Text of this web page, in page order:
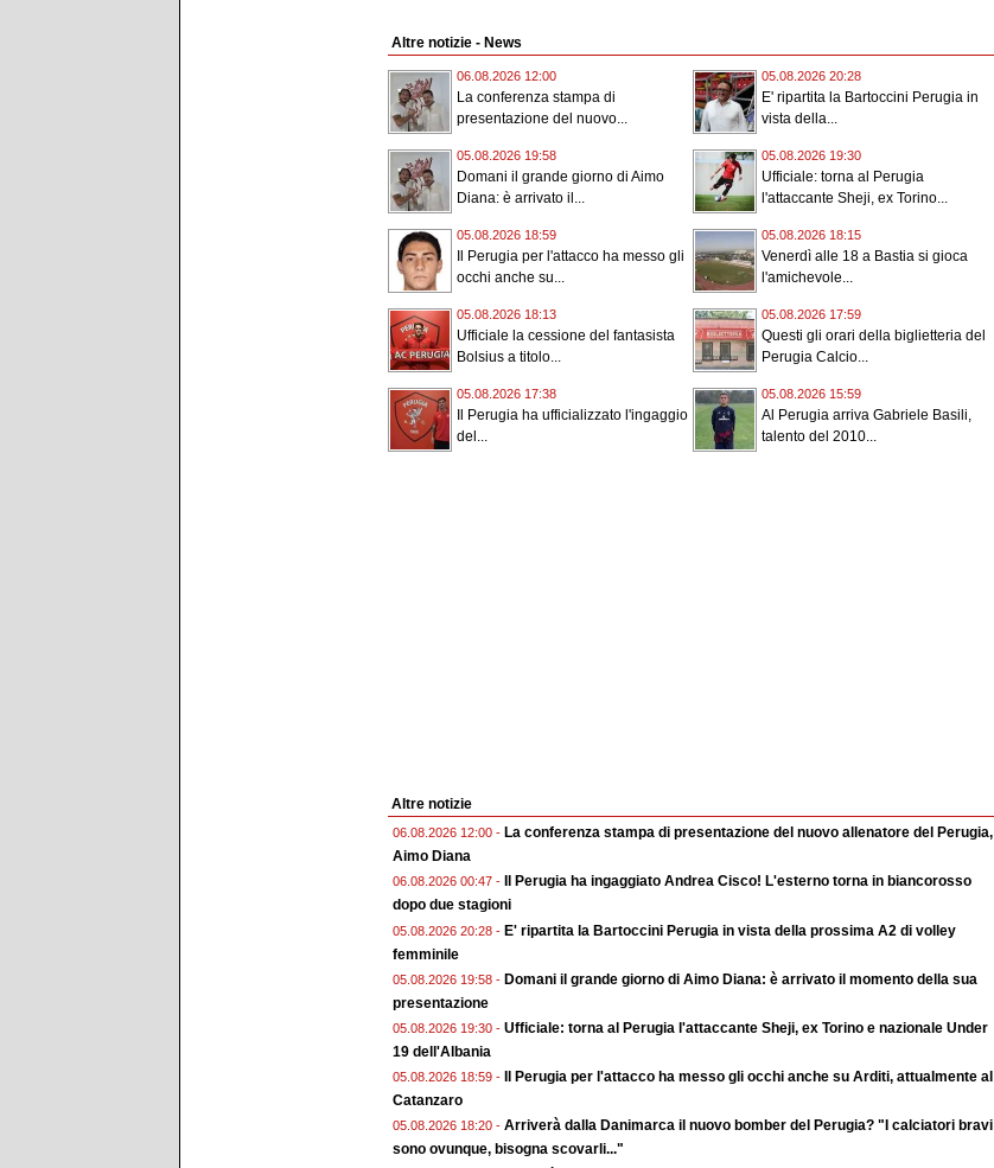
Altre notizie - News
06.08.2026 12:00
La conferenza stampa di
presentazione del nuovo...
05.08.2026 20:28
E' ripartita la Bartoccini Perugia in
vista della...
05.08.2026 19:58
Domani il grande giorno di Aimo
Diana: è arrivato il...
05.08.2026 19:30
Ufficiale: torna al Perugia
l'attaccante Sheji, ex Torino...
05.08.2026 18:59
Il Perugia per l'attacco ha messo gli
occhi anche su...
05.08.2026 18:15
Venerdì alle 18 a Bastia si gioca
l'amichevole...
05.08.2026 18:13
Ufficiale la cessione del fantasista
Bolsius a titolo...
05.08.2026 17:59
Questi gli orari della biglietteria del
Perugia Calcio...
05.08.2026 17:38
Il Perugia ha ufficializzato l'ingaggio
del...
05.08.2026 15:59
Al Perugia arriva Gabriele Basili,
talento del 2010...
Altre notizie
06.08.2026 12:00 - La conferenza stampa di presentazione del nuovo allenatore del Perugia,
Aimo Diana
06.08.2026 00:47 -
Il Perugia ha ingaggiato Andrea Cisco! L'esterno torna in biancorosso
dopo due stagioni
05.08.2026 20:28 - E' ripartita la Bartoccini Perugia in vista della prossima A2 di volley
femminile
05.08.2026 19:58 - Domani il grande giorno di Aimo Diana: è arrivato il momento della sua
presentazione
05.08.2026 19:30 - Ufficiale: torna al Perugia l'attaccante Sheji, ex Torino e nazionale Under
19 dell'Albania
05.08.2026 18:59 -
Il Perugia per l'attacco ha messo gli occhi anche su Arditi, attualmente al
Catanzaro
05.08.2026 18:20 - Arriverà dalla Danimarca il nuovo bomber del Perugia? "I calciatori bravi
sono ovunque, bisogna scovarli..."